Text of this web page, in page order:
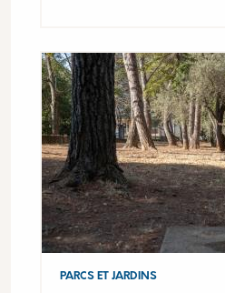
PARCS ET JARDINS